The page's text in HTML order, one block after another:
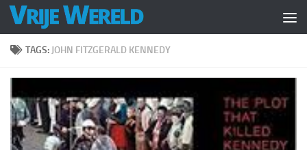
Doorgaan naar inhoud
TAGS: JOHN FITZGERALD KENNEDY